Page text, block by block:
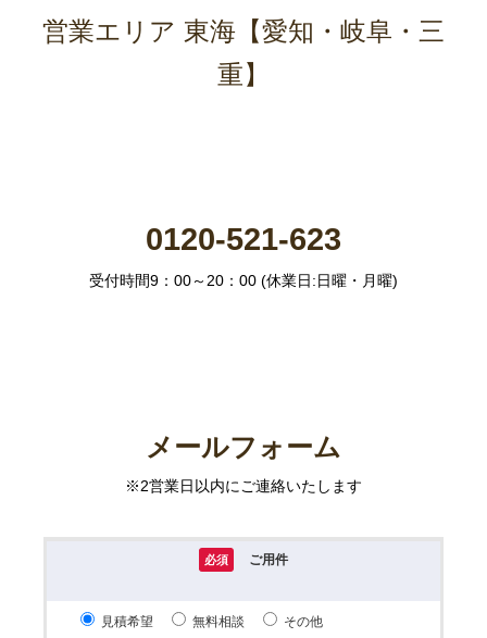
営業エリア 東海【愛知・岐阜・三
重】
0120-521-623
受付時間9：00～20：00 (休業日:日曜・月曜)
メールフォーム
※2営業日以内にご連絡いたします
必須 ご用件
見積希望 無料相談 その他